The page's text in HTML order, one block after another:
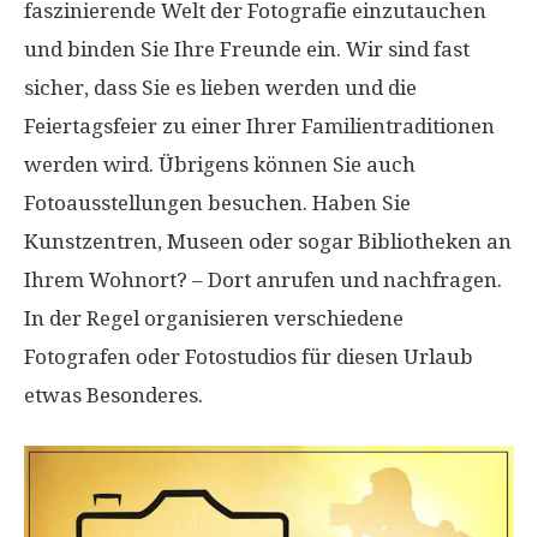
faszinierende Welt der Fotografie einzutauchen
und binden Sie Ihre Freunde ein. Wir sind fast
sicher, dass Sie es lieben werden und die
Feiertagsfeier zu einer Ihrer Familientraditionen
werden wird. Übrigens können Sie auch
Fotoausstellungen besuchen. Haben Sie
Kunstzentren, Museen oder sogar Bibliotheken an
Ihrem Wohnort? – Dort anrufen und nachfragen.
In der Regel organisieren verschiedene
Fotografen oder Fotostudios für diesen Urlaub
etwas Besonderes.